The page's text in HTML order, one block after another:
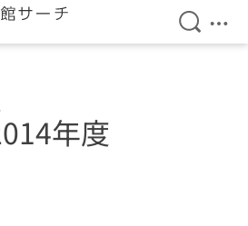
検索を
メ
年度